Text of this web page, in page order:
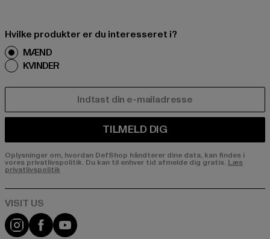
Hvilke produkter er du interesseret i?
MÆND
KVINDER
TILMELD DIG
Oplysninger om, hvordan DefShop håndterer dine data, kan findes i
vores privatlivspolitik. Du kan til enhver tid afmelde dig gratis. Læs
privatlivspolitik
Visit our Instagram page:
Visit our Facebook page:
Visit our YouTube channel: